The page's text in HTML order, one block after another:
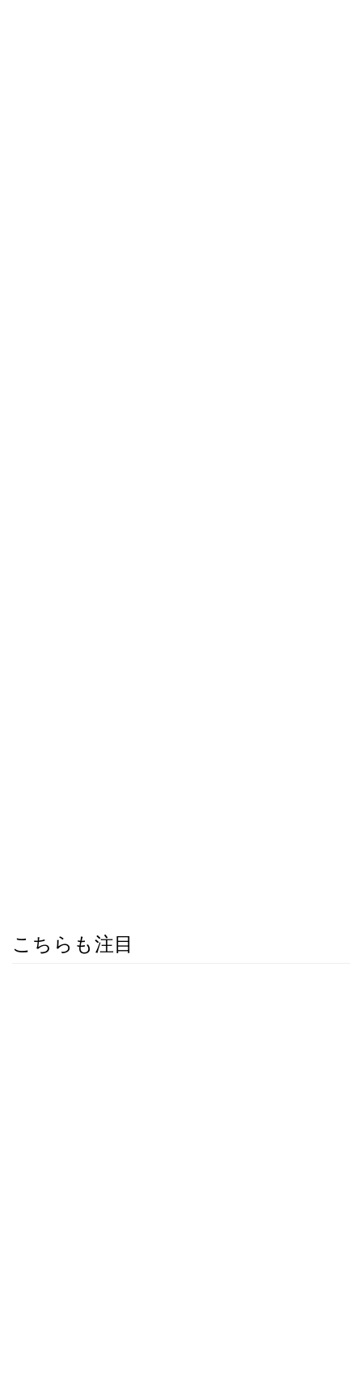
こちらも注目